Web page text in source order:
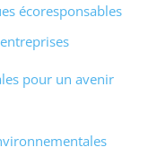
écoresponsables
pour un avenir